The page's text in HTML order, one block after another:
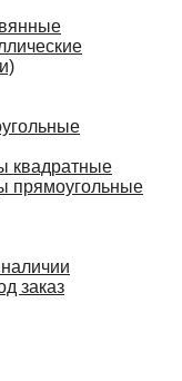
квадратные
прямоугольные
заказ